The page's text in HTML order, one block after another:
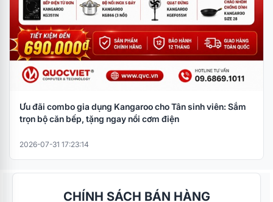
Ưu đãi combo gia dụng Kangaroo cho Tân sinh viên: Sắm
trọn bộ căn bếp, tặng ngay nồi cơm điện
2026-07-31 17:23:14
CHÍNH SÁCH BÁN HÀNG